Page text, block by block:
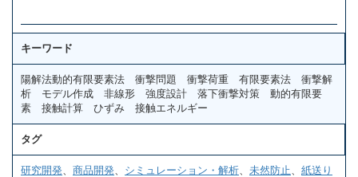
キーワード
陽解法動的有限要素法 衝撃問題 衝撃荷重 有限要素法 衝撃解
析 モデル作成 非線形 強度設計 落下衝撃対策 動的有限要
素 接触計算 ひずみ 接触エネルギー
タグ
研究開発 商品開発 シミュレーション・解析 未然防止
紙送り